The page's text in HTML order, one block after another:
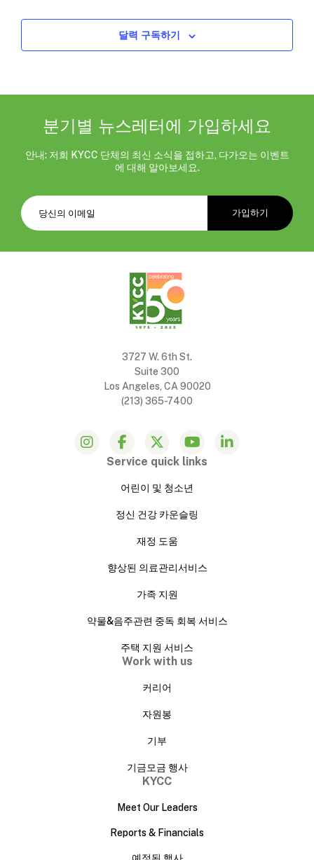
택
달력 구독하기
분기별 뉴스레터에 가입하세요
안내: 저희 KYCC 단체의 최신 소식을 접하고, 다가오는 이벤트
에 대해 알아보세요.
3727 W. 6th St.
Suite 300
Los Angeles, CA 90020
(213) 365-7400
Service quick links
어린이 및 청소년
정신 건강 카운슬링
재정 도움
향상된 의료관리서비스
가족 지원
약물&음주관련 중독 회복 서비스
주택 지원 서비스
Work with us
커리어
자원봉
기부
기금모금 행사
KYCC
Meet Our Leaders
Reports & Financials